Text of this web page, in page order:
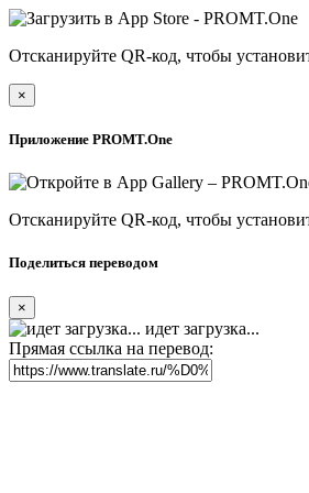
Отсканируйте QR-код, чтобы
×
Приложение PROMT.One
Отсканируйте QR-код, чтобы
Поделиться переводом
×
идет загрузка...
Прямая ссылка на перевод: